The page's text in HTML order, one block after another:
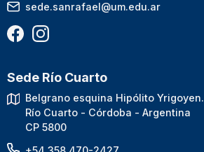
sede.sanrafael@um.edu.ar
Sede Río Cuarto
Belgrano esquina Hipólito Yrigoyen.
Río Cuarto - Córdoba - Argentina
CP 5800